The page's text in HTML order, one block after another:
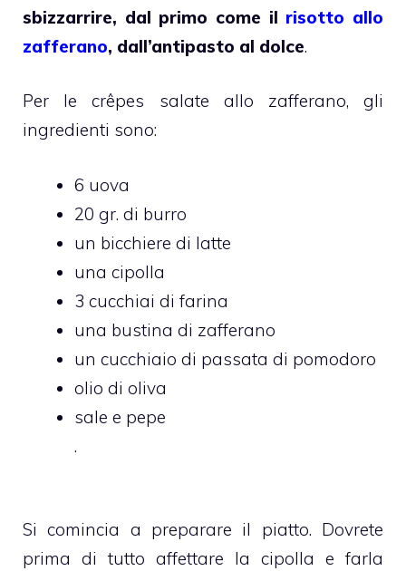
sbizzarrire, dal primo come il risotto allo
zafferano, dall’antipasto al dolce.
Per le crêpes salate allo zafferano, gli
ingredienti sono:
6 uova
20 gr. di burro
un bicchiere di latte
una cipolla
3 cucchiai di farina
una bustina di zafferano
un cucchiaio di passata di pomodoro
olio di oliva
sale e pepe
.
Si comincia a preparare il piatto. Dovrete
prima di tutto affettare la cipolla e farla